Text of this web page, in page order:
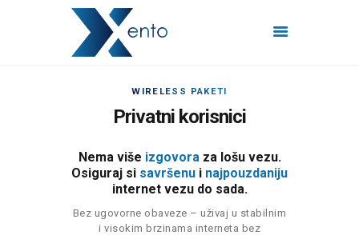
POČETNA
MREŽE
FISKALIZACIJA
PITANJA
WIRELESS PAKETI
Privatni korisnici
Nema više izgovora za lošu vezu.
Osiguraj si savršenu i najpouzdaniju
internet vezu do sada.
Bez ugovorne obaveze – uživaj u stabilnim
i visokim brzinama interneta bez